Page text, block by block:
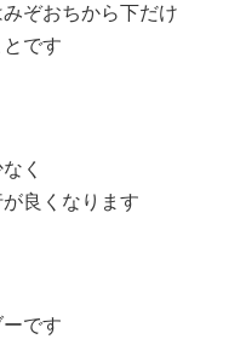
ぞおちから下だけ
です
く
良くなります
です